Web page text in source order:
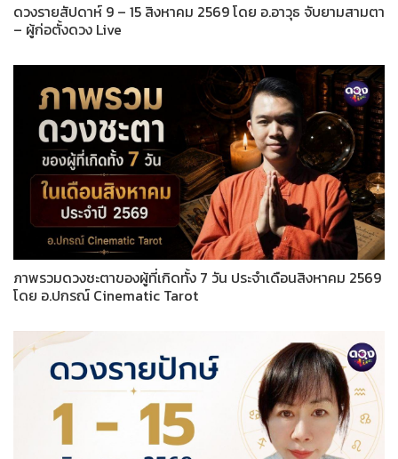
ดวงรายสัปดาห์ 9 – 15 สิงหาคม 2569 โดย อ.อาวุธ จับยามสามตา
– ผู้ก่อตั้งดวง Live
ภาพรวมดวงชะตาของผู้ที่เกิดทั้ง 7 วัน ประจำเดือนสิงหาคม 2569
โดย อ.ปกรณ์ Cinematic Tarot